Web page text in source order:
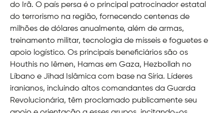
do Irã. O país persa é o principal patrocinador estatal
do terrorismo na região, fornecendo centenas de
milhões de dólares anualmente, além de armas,
treinamento militar, tecnologia de mísseis e foguetes e
apoio logístico. Os principais beneficiários são os
Houthis no Iêmen, Hamas em Gaza, Hezbollah no
Líbano e Jihad Islâmica com base na Síria. Líderes
iranianos, incluindo altos comandantes da Guarda
Revolucionária, têm proclamado publicamente seu